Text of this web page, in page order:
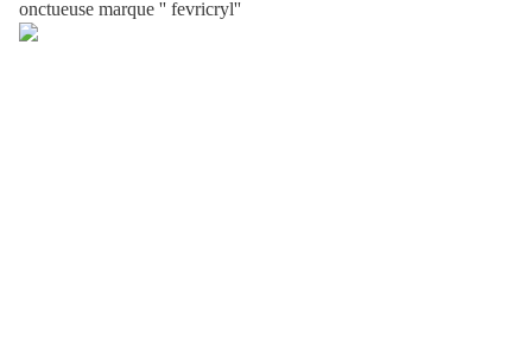
onctueuse marque '' fevricryl''